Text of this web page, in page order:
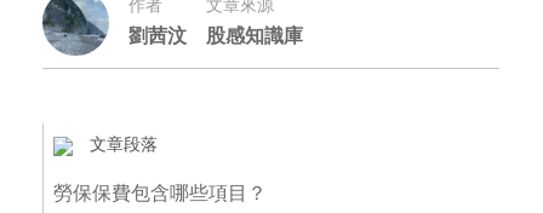
作者
劉茜汶
文章來源
股感知識庫
文章段落
勞保保費包含哪些項目？